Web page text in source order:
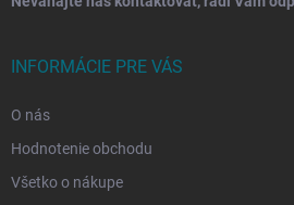
INFORMÁCIE PRE VÁS
O nás
Hodnotenie obchodu
Všetko o nákupe